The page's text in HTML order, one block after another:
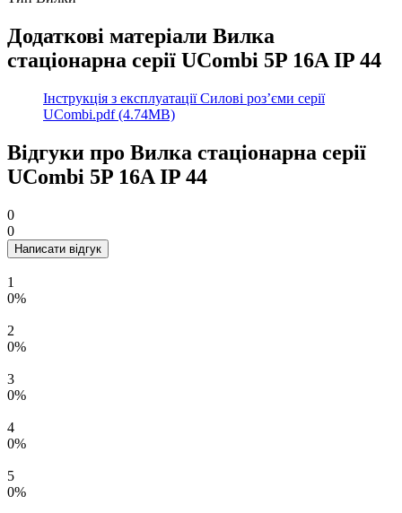
Додаткові матеріали Вилка
стаціонарна серії UСombi 5P 16A IP 44
Інструкція з експлуатації Силові роз’єми серії
UCombi.pdf (4.74MB)
Відгуки про Вилка стаціонарна серії
UСombi 5P 16A IP 44
0
0
Написати відгук
1
0%
2
0%
3
0%
4
0%
5
0%